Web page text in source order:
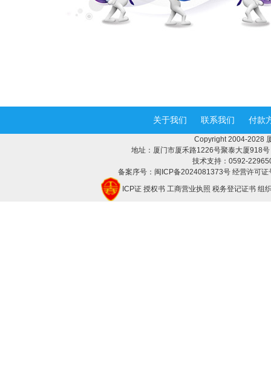
关于我们 联系我们 付款
Copyright 2004-2028
地址：厦门市厦禾路1226号聚泰大厦918
技术支持：0592-
备案序号：闽ICP备2024081373号 经营许可
ICP证 授权书 工商营业执照 税务登记证书 组